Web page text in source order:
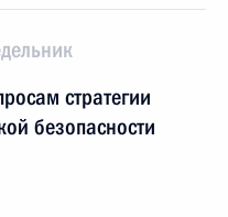
стратегии
безопасности